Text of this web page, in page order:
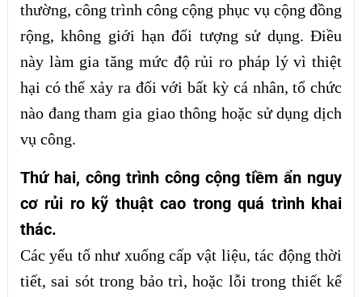
thường, công trình công cộng phục vụ cộng đồng
rộng, không giới hạn đối tượng sử dụng. Điều
này làm gia tăng mức độ rủi ro pháp lý vì thiệt
hại có thể xảy ra đối với bất kỳ cá nhân, tổ chức
nào đang tham gia giao thông hoặc sử dụng dịch
vụ công.
Thứ hai, công trình công cộng tiềm ẩn nguy
cơ rủi ro kỹ thuật cao trong quá trình khai
thác.
Các yếu tố như xuống cấp vật liệu, tác động thời
tiết, sai sót trong bảo trì, hoặc lỗi trong thiết kế